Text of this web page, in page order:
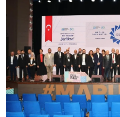
Siyasi Partiler
Mülki İdare
Toplum ve Yaşam
Sivil Toplum Kuruluşları
Kamu Kurumları ve Üst Kurullar